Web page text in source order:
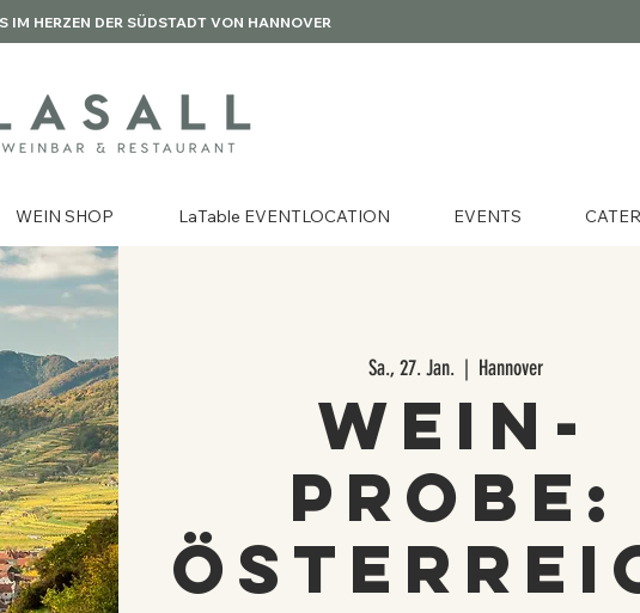
IM HERZEN DER SÜDSTADT VON HANNOVER
WEIN SHOP LaTable EVENTLOCATION EVENTS
Sa., 27. Jan.
  |
Hannover
Wein-
probe: